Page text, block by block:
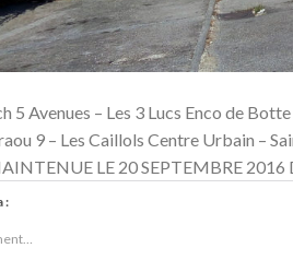
5 Avenues – Les 3 Lucs Enco de
9 – Les Caillols Centre Urbain –
LE 20 SEPTEMBRE
: